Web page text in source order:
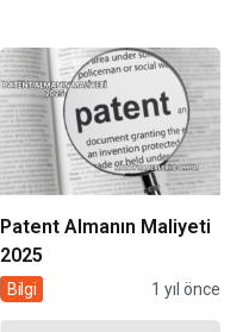
Patent Almanın Maliyeti
2025
Bilgi 1 yıl önce